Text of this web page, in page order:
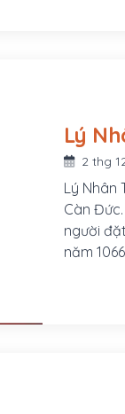
2 thg
Lý Nhân
Càn
người
năm